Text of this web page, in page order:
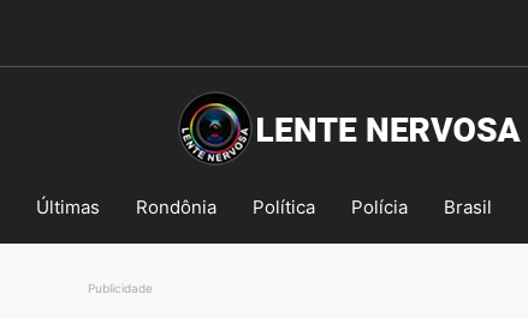
Últimas Rondônia Política Polícia Brasil
Publicidade